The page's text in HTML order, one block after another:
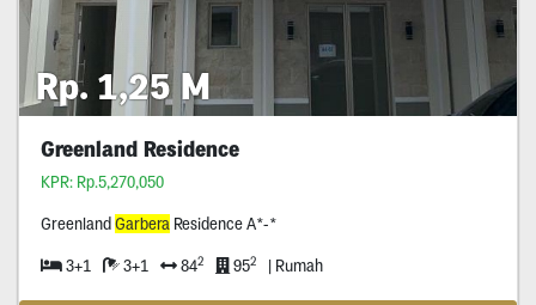
Rp. 1,25 M
Greenland Residence
KPR: Rp.5,270,050
Greenland Garbera Residence A*-*
3+1 3+1 842 952 | Rumah